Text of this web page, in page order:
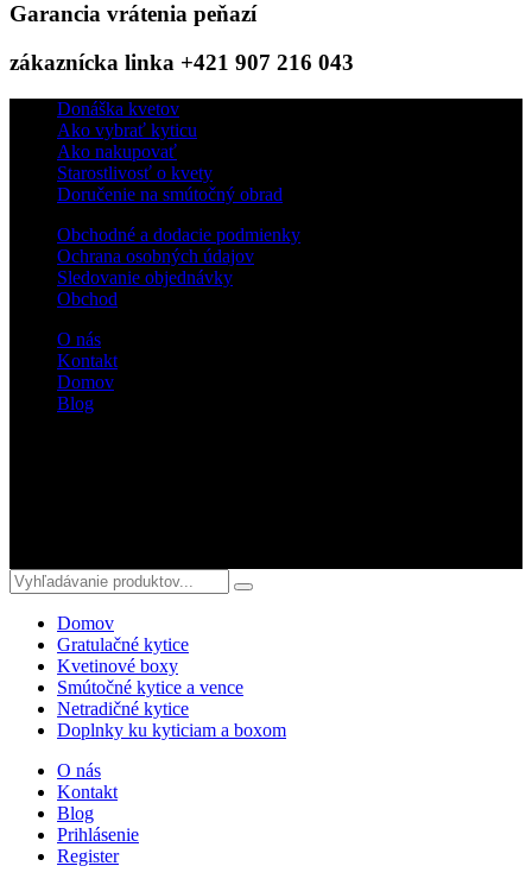
Garancia vrátenia peňazí
zákaznícka linka +421 907 216 043
Donáška kvetov
Ako vybrať kyticu
Ako nakupovať
Starostlivosť o kvety
Doručenie na smútočný obrad
Obchodné a dodacie podmienky
Ochrana osobných údajov
Sledovanie objednávky
Obchod
O nás
Kontakt
Domov
Blog
Domov
Gratulačné kytice
Kvetinové boxy
Smútočné kytice a vence
Netradičné kytice
Doplnky ku kyticiam a boxom
O nás
Kontakt
Blog
Prihlásenie
Register